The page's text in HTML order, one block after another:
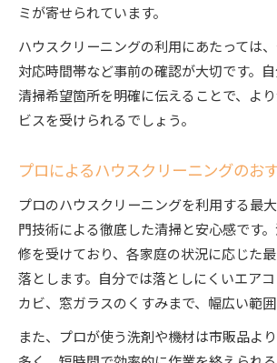
ミが寄せられています。
ハウスクリーニングの利用にあたっては、
対応時間帯など事前の確認が大切です。
清掃希望箇所を明確に伝えることで、よ
ビスを受けられるでしょう。
プロによるハウスクリーニングのお
プロのハウスクリーニングを利用する最
門技術による徹底した清掃と安心感です
修を受けており、各家庭の状況に応じた
落とします。自分では落としにくいエア
カビ、窓ガラスのくすみまで、幅広い範囲
また、プロが使う洗剤や機材は市販品よ